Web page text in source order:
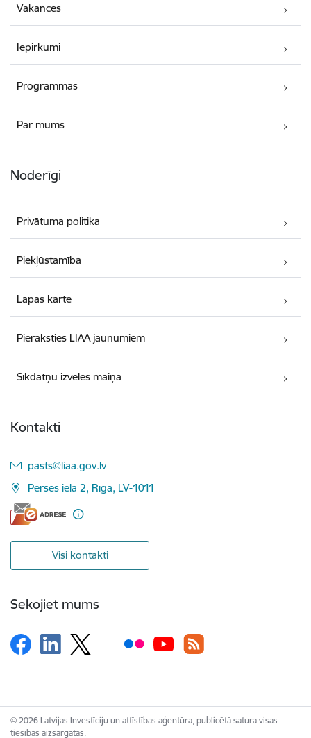
Vakances
Iepirkumi
Programmas
Par mums
Noderīgi
Privātuma politika
Piekļūstamība
Lapas karte
Pieraksties LIAA jaunumiem
Sīkdatņu izvēles maiņa
Kontakti
E-pasts:
pasts@liaa.gov.lv
Pērses iela 2, Rīga, LV-1011
Visi kontakti
Sekojiet mums
© 2026 Latvijas Investīciju un attīstības aģentūra, publicētā satura visas
tiesības aizsargātas.